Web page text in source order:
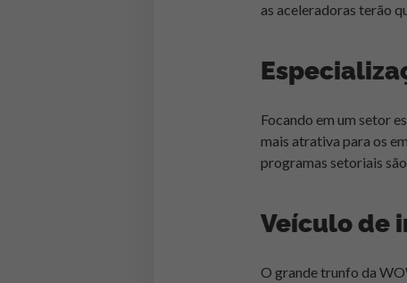
as aceleradoras terão
Focando em um setor
mais atrativa para os
programas setoriais
Veículo de
O grande trunfo da